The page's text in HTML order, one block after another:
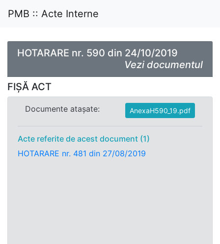
PMB :: Acte Interne
HOTARARE nr. 590 din 24/10/2019
Vezi documentul
FIȘĂ ACT
Documente atașate: AnexaH590_19.pdf
Acte referite de acest document (1)
HOTARARE nr. 481 din 27/08/2019